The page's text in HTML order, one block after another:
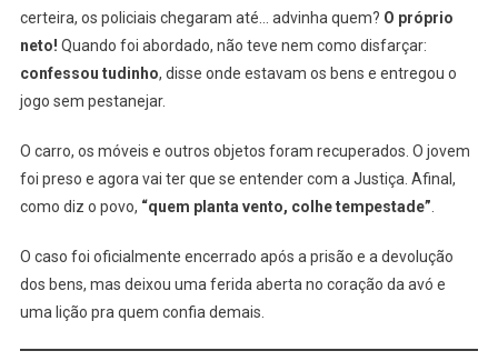
certeira, os policiais chegaram até… advinha quem? O próprio
neto! Quando foi abordado, não teve nem como disfarçar:
confessou tudinho, disse onde estavam os bens e entregou o
jogo sem pestanejar.
O carro, os móveis e outros objetos foram recuperados. O jovem
foi preso e agora vai ter que se entender com a Justiça. Afinal,
como diz o povo, “quem planta vento, colhe tempestade”
O caso foi oficialmente encerrado após a prisão e a devolução
dos bens, mas deixou uma ferida aberta no coração da avó e
uma lição pra quem confia demais.